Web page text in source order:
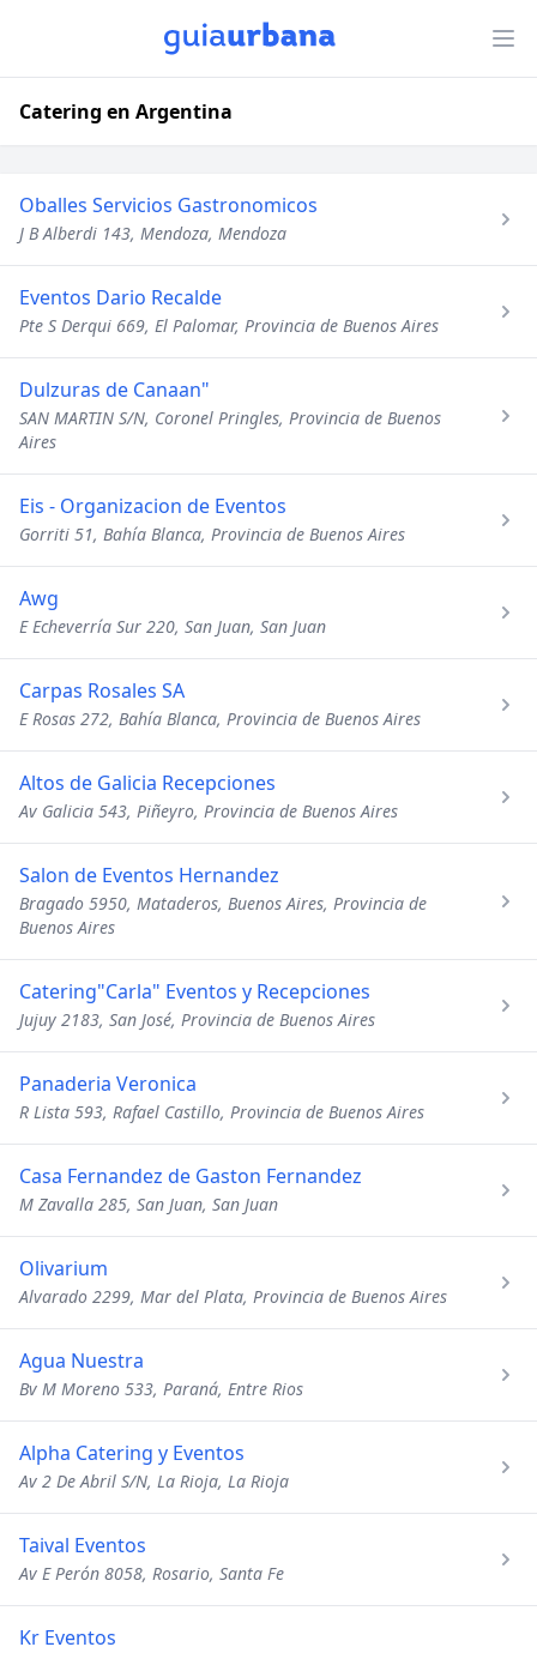
Catering en Argentina
Oballes Servicios Gastronomicos
J B Alberdi 143, Mendoza, Mendoza
Eventos Dario Recalde
Pte S Derqui 669, El Palomar, Provincia de Buenos Aires
Dulzuras de Canaan"
SAN MARTIN S/N, Coronel Pringles, Provincia de Buenos
Aires
Eis - Organizacion de Eventos
Gorriti 51, Bahía Blanca, Provincia de Buenos Aires
Awg
E Echeverría Sur 220, San Juan, San Juan
Carpas Rosales SA
E Rosas 272, Bahía Blanca, Provincia de Buenos Aires
Altos de Galicia Recepciones
Av Galicia 543, Piñeyro, Provincia de Buenos Aires
Salon de Eventos Hernandez
Bragado 5950, Mataderos, Buenos Aires, Provincia de
Buenos Aires
Catering"Carla" Eventos y Recepciones
Jujuy 2183, San José, Provincia de Buenos Aires
Panaderia Veronica
R Lista 593, Rafael Castillo, Provincia de Buenos Aires
Casa Fernandez de Gaston Fernandez
M Zavalla 285, San Juan, San Juan
Olivarium
Alvarado 2299, Mar del Plata, Provincia de Buenos Aires
Agua Nuestra
Bv M Moreno 533, Paraná, Entre Rios
Alpha Catering y Eventos
Av 2 De Abril S/N, La Rioja, La Rioja
Taival Eventos
Av E Perón 8058, Rosario, Santa Fe
Kr Eventos